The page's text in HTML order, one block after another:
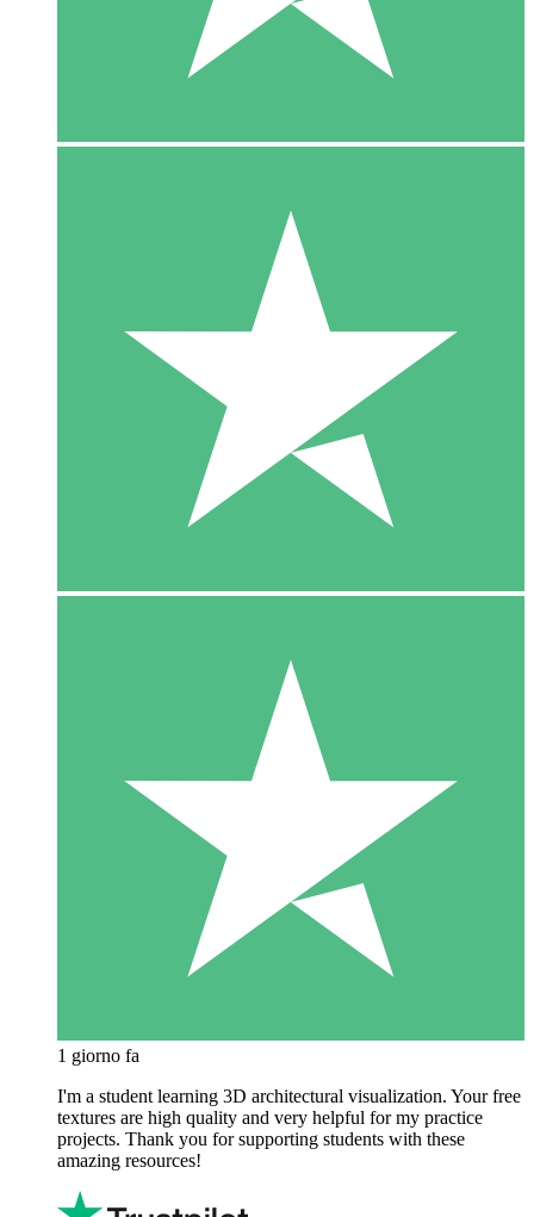
1 giorno fa
I'm a student learning 3D architectural visualization. Your free
textures are high quality and very helpful for my practice
projects. Thank you for supporting students with these
amazing resources!